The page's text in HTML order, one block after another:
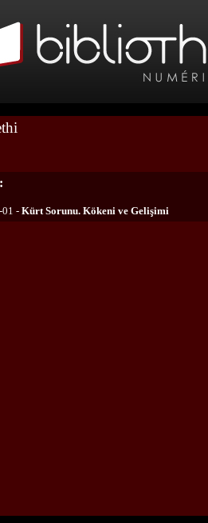
01 - Kürt Sorunu. Kökeni ve Gelişimi